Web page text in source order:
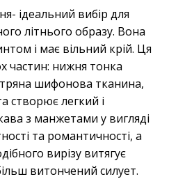
ідеальний вибір для
літнього образу. Вона
і має вільний крій. Ця
частин: нижня тонка
шифонова тканина,
створює легкий і
з манжетами у вигляді
та романтичності, а
вирізу витягує
витончений силует.